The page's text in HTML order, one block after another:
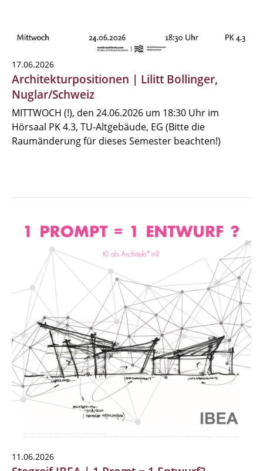
17.06.2026
Architekturpositionen | Lilitt Bollinger,
Nuglar/Schweiz
MITTWOCH (!), den 24.06.2026 um 18:30 Uhr im
Hörsaal PK 4.3, TU-Altgebäude, EG (Bitte die
Raumänderung für dieses Semester beachten!)
11.06.2026